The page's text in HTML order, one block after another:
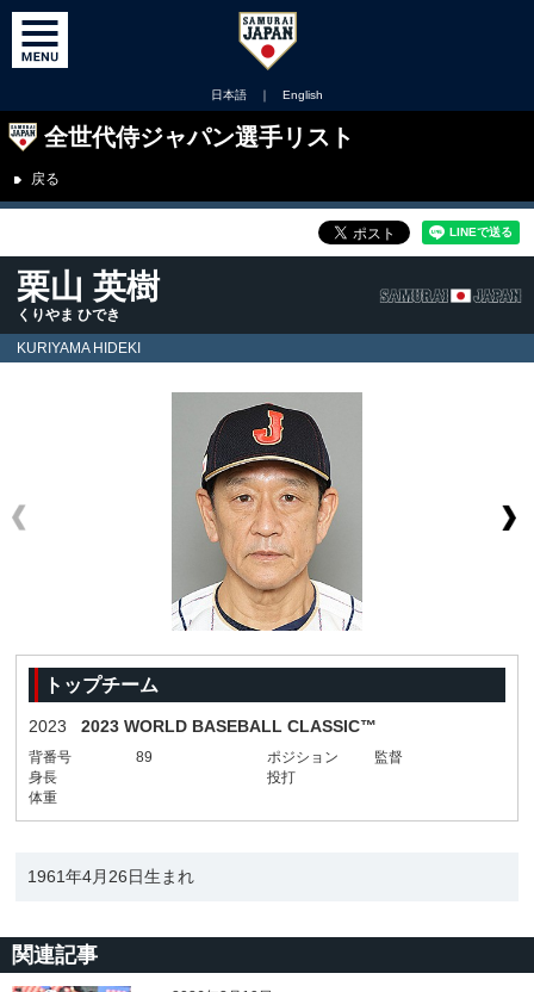
日本語 ｜ English
全世代侍ジャパン選手リスト
戻る
栗山 英樹
くりやま ひでき
KURIYAMA HIDEKI
トップチーム
2023 2023 WORLD BASEBALL CLASSIC™
背番号 89 ポジション
監督
身長
投打
体重
1961年4月26日生まれ
関連記事